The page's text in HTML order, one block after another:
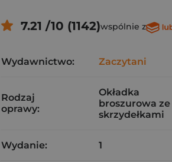
7.21 /10 (1142)wspólnie z
Wydawnictwo: Zaczytani
Rodzaj
oprawy:
Okładka
broszurowa ze
skrzydełkami
Wydanie: 1